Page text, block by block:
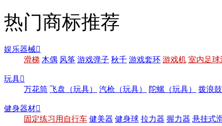
热门商标推荐
娱乐器械
滑梯 木偶 风筝 游戏弹子 秋千 游戏套环 游戏机 室内足球
玩具
万花筒 飞盘（玩具） 汽枪（玩具） 陀螺（玩具） 拨浪
健身器材
固定练习用自行车 健美器 健身球 拉力器 握力器 悬挂式